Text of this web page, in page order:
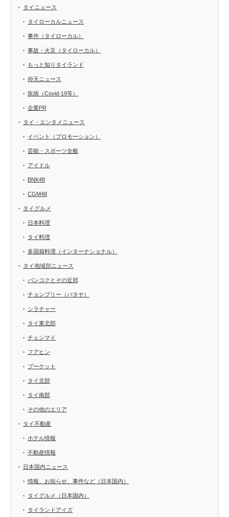
タイニュース
タイローカルニュース
事件（タイローカル）
事故・火災（タイローカル）
もっと知りタイランド
仰天ニュース
疾病（Covid-19等）
企業PR
タイ・エンタメニュース
イベント（プロモーション）
芸能・スポーツ全般
アイドル
BNK48
CGM48
タイグルメ
日本料理
タイ料理
多国籍料理（インターナショナル）
タイ地域別ニュース
バンコクとその近郊
チョンブリー（パタヤ）
シラチャー
タイ東北部
チェンマイ
フアヒン
プーケット
タイ北部
タイ南部
その他のエリア
タイ不動産
ホテル情報
不動産情報
日本国内ニュース
情報、お知らせ、事件など（日本国内）
タイグルメ（日本国内）
タイランドアイズ